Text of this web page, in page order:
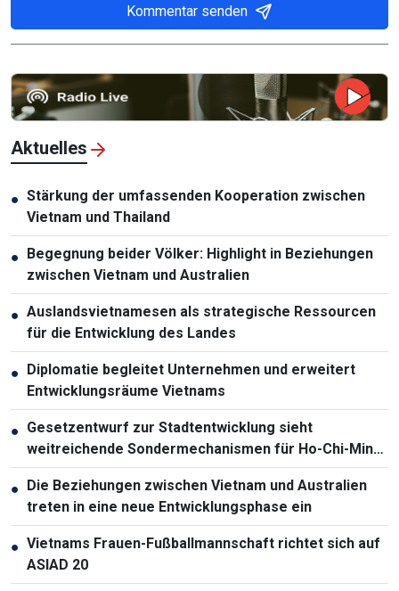
Kommentar senden
Aktuelles
● Stärkung der umfassenden Kooperation zwischen
Vietnam und Thailand
● Begegnung beider Völker: Highlight in Beziehungen
zwischen Vietnam und Australien
● Auslandsvietnamesen als strategische Ressourcen
für die Entwicklung des Landes
● Diplomatie begleitet Unternehmen und erweitert
Entwicklungsräume Vietnams
● Gesetzentwurf zur Stadtentwicklung sieht
weitreichende Sondermechanismen für Ho-Chi-Minh-
Stadt vor
● Die Beziehungen zwischen Vietnam und Australien
treten in eine neue Entwicklungsphase ein
● Vietnams Frauen-Fußballmannschaft richtet sich auf
ASIAD 20